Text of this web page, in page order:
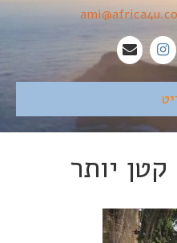
יותר